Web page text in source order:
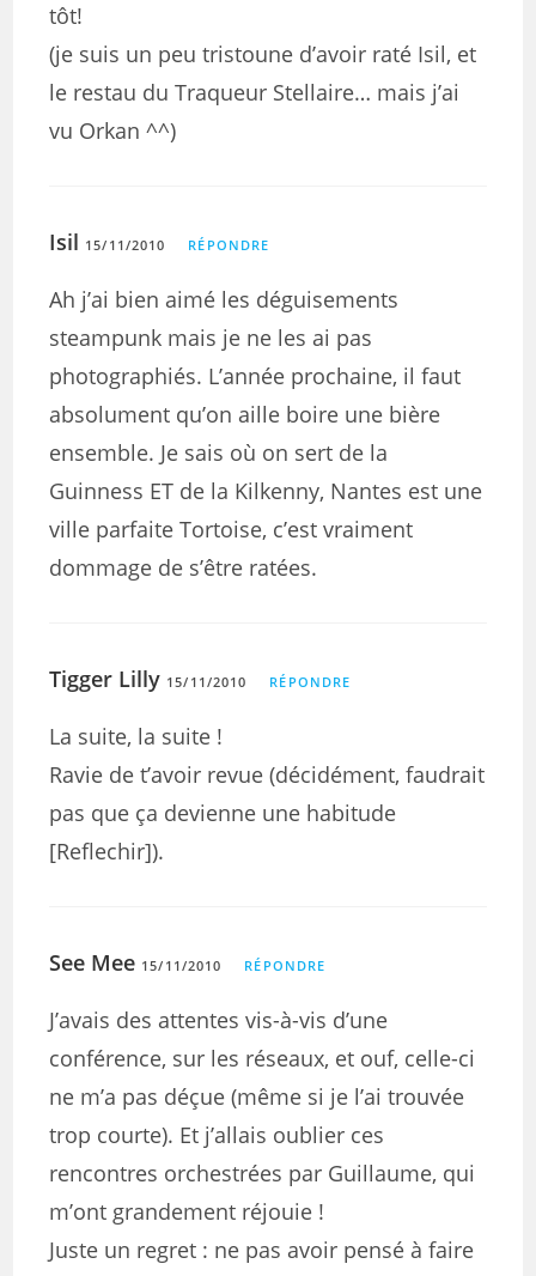
tôt!
(je suis un peu tristoune d’avoir raté Isil, et
le restau du Traqueur Stellaire… mais j’ai
vu Orkan ^^)
Isil 15/11/2010 RÉPONDRE
Ah j’ai bien aimé les déguisements
steampunk mais je ne les ai pas
photographiés. L’année prochaine, il faut
absolument qu’on aille boire une bière
ensemble. Je sais où on sert de la
Guinness ET de la Kilkenny, Nantes est une
ville parfaite Tortoise, c’est vraiment
dommage de s’être ratées.
Tigger Lilly 15/11/2010 RÉPONDRE
La suite, la suite !
Ravie de t’avoir revue (décidément, faudrait
pas que ça devienne une habitude
[Reflechir]).
See Mee 15/11/2010 RÉPONDRE
J’avais des attentes vis-à-vis d’une
conférence, sur les réseaux, et ouf, celle-ci
ne m’a pas déçue (même si je l’ai trouvée
trop courte). Et j’allais oublier ces
rencontres orchestrées par Guillaume, qui
m’ont grandement réjouie !
Juste un regret : ne pas avoir pensé à faire